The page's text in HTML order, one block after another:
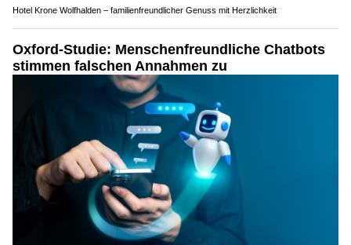
Hotel Krone Wolfhalden – familienfreundlicher Genuss mit Herzlichkeit
Oxford-Studie: Menschenfreundliche Chatbots
stimmen falschen Annahmen zu